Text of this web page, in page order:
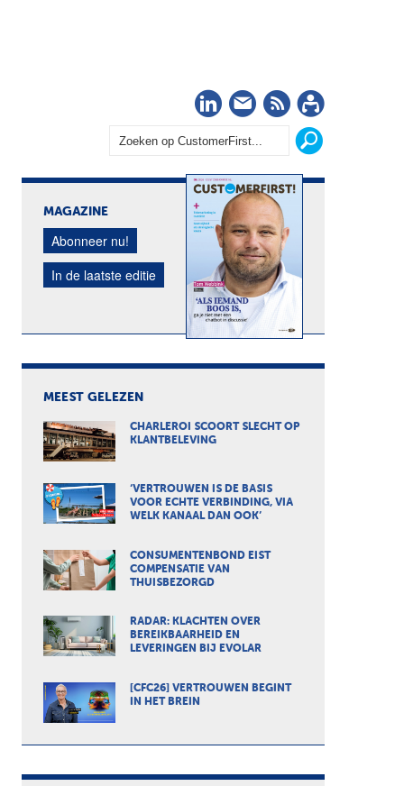
LinkedIn
Nieuwsbrief
RSS
MAGAZINE
Abonneer nu!
In de laatste editie
MEEST GELEZEN
CHARLEROI SCOORT SLECHT OP
KLANTBELEVING
‘VERTROUWEN IS DE BASIS
VOOR ECHTE VERBINDING, VIA
WELK KANAAL DAN OOK’
CONSUMENTENBOND EIST
COMPENSATIE VAN
THUISBEZORGD
RADAR: KLACHTEN OVER
BEREIKBAARHEID EN
LEVERINGEN BIJ EVOLAR
[CFC26] VERTROUWEN BEGINT
IN HET BREIN